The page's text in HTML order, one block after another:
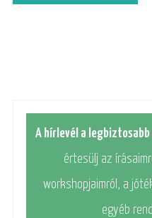
A hírlevél a legbiztosabb
értesülj az
workshopjaimról, a
egyéb